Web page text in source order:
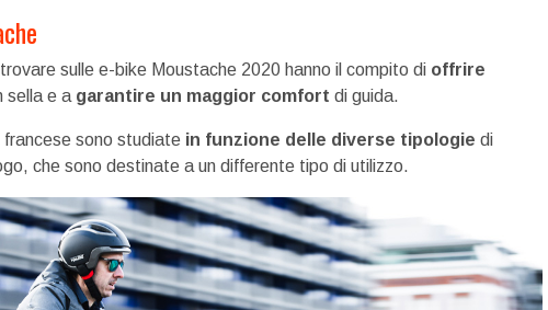
sulle e-bike Moustache 2020 hanno il compito di offrire
sella e a garantire un maggior comfort di guida.
sono studiate in funzione delle diverse tipologie di
che sono destinate a un differente tipo di utilizzo.